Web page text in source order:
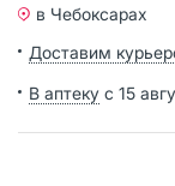
в Чебоксарах
Доставим
В аптеку с 15